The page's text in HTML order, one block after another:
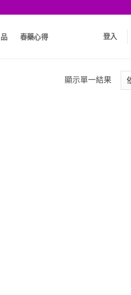
春藥心得 登入
顯示單一結果